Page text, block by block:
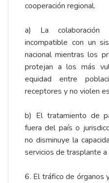
cooperación regional.
a) La
incompatible con un
nacional mientras los
protejan a los más
equidad entre
receptores y no violen
b) El tratamiento de
fuera del país o
no disminuye la
servicios de trasplante a
6. El tráfico de órganos